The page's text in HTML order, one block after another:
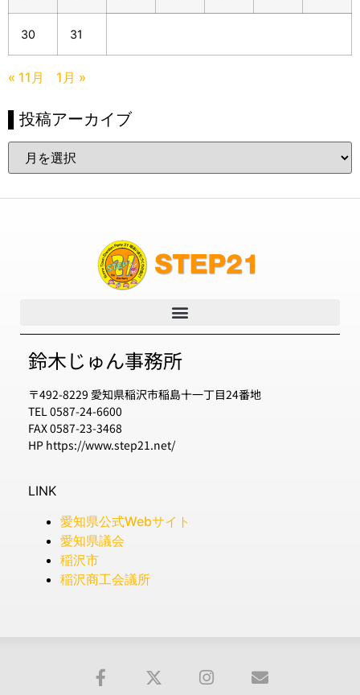
30 31
« 11月 1月 »
▌投稿アーカイブ
鈴木じゅん事務所
〒492-8229 愛知県稲沢市稲島十一丁目24番地
TEL 0587-24-6600
FAX 0587-23-3468
HP https://www.step21.net/
LINK
愛知県公式Webサイト
愛知県議会
稲沢市
稲沢商工会議所